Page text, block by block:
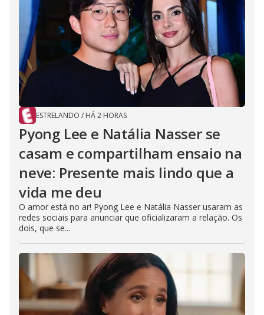
ESTRELANDO / HÁ 2 HORAS
Pyong Lee e Natália Nasser se
casam e compartilham ensaio na
neve: Presente mais lindo que a
vida me deu
O amor está no ar! Pyong Lee e Natália Nasser usaram as
redes sociais para anunciar que oficializaram a relação. Os
dois, que se...